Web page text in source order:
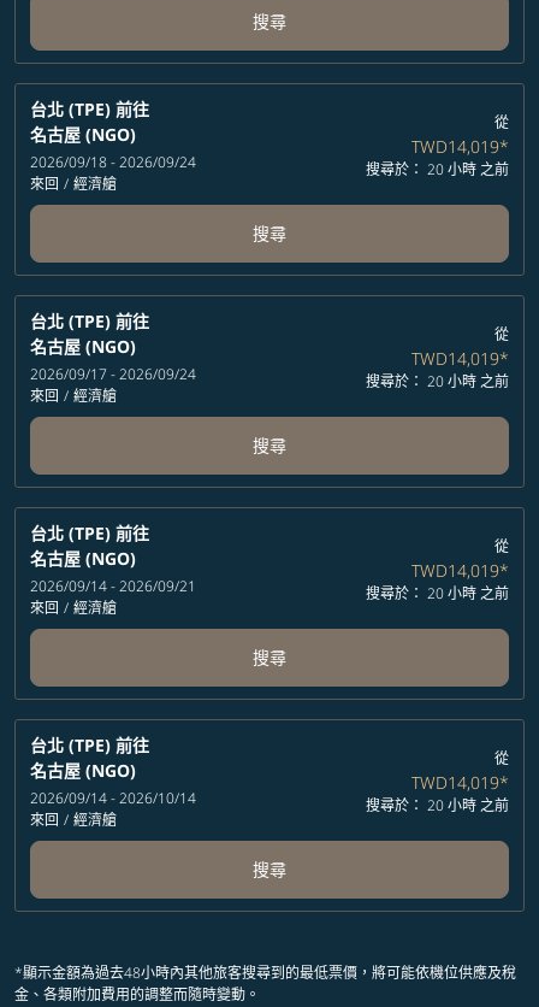
搜尋
台北 (TPE) 前往
名古屋 (NGO)
2026/09/18 - 2026/09/24
來回 / 經濟艙
從
TWD14,019*
搜尋於： 20 小時 之前
搜尋
台北 (TPE) 前往
名古屋 (NGO)
2026/09/17 - 2026/09/24
來回 / 經濟艙
從
TWD14,019*
搜尋於： 20 小時 之前
搜尋
台北 (TPE) 前往
名古屋 (NGO)
2026/09/14 - 2026/09/21
來回 / 經濟艙
從
TWD14,019*
搜尋於： 20 小時 之前
搜尋
台北 (TPE) 前往
名古屋 (NGO)
2026/09/14 - 2026/10/14
來回 / 經濟艙
從
TWD14,019*
搜尋於： 20 小時 之前
搜尋
*顯示金額為過去48小時內其他旅客搜尋到的最低票價，將可能依機位供應及稅
金、各類附加費用的調整而隨時變動。